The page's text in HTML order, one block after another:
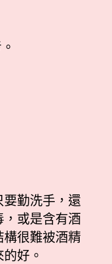
勤洗手，還
或是含有酒
很難被酒精
好。